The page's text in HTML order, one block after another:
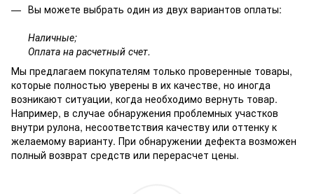
Вы можете выбрать один из двух вариантов оплаты:
Наличные;
Оплата на расчетный счет.
Мы предлагаем покупателям только проверенные товары,
которые полностью уверены в их качестве, но иногда
возникают ситуации, когда необходимо вернуть товар.
Например, в случае обнаружения проблемных участков
внутри рулона, несоответствия качеству или оттенку к
желаемому варианту. При обнаружении дефекта возможен
полный возврат средств или перерасчет цены.